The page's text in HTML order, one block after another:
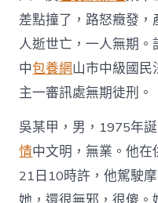
差點撞了，路怒癥發
人逝世亡，一人無期。
中包養網山市中級國民
主一審訊處無期徒刑。
吳某甲，男，1975年
情中文明，無業。他在
21日10時許，他駕駛